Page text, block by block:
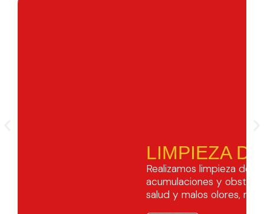
LIMPIEZA
Realizamos limpieza de
acumulaciones y
salud y malos olores,